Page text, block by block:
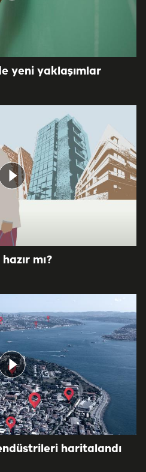
yeni yaklaşımlar
mı?
haritalandı